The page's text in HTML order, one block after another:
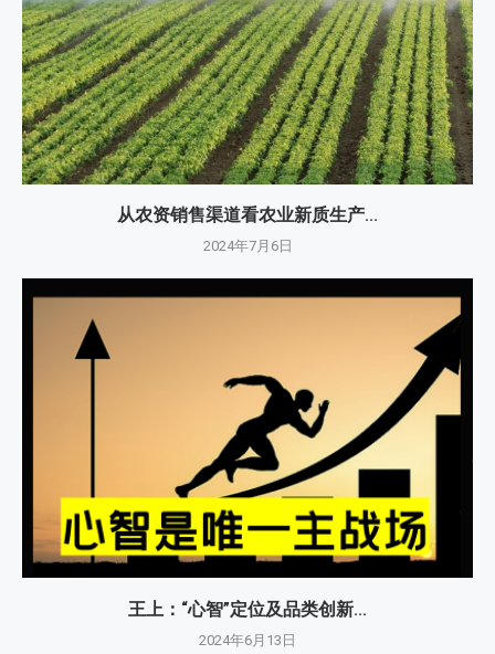
从农资销售渠道看农业新质生产...
2024年7月6日
王上：“心智”定位及品类创新...
2024年6月13日